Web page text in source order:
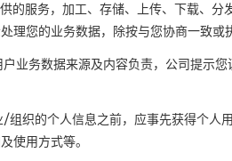
的服务，加工、存储、上传、下载、
理您的业务数据，除按与您协商一致
业务数据来源及内容负责，公司提示
/组织的个人信息之前，应事先获得个人
使用方式等。